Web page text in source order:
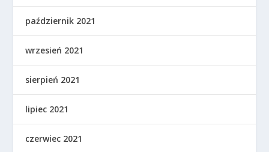
październik 2021
wrzesień 2021
sierpień 2021
lipiec 2021
czerwiec 2021